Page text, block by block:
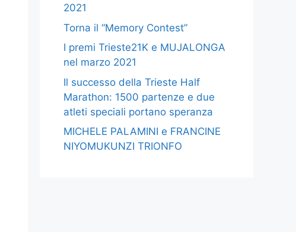
2021
Torna il “Memory Contest”
I premi Trieste21K e MUJALONGA
nel marzo 2021
Il successo della Trieste Half
Marathon: 1500 partenze e due
atleti speciali portano speranza
MICHELE PALAMINI e FRANCINE
NIYOMUKUNZI TRIONFO